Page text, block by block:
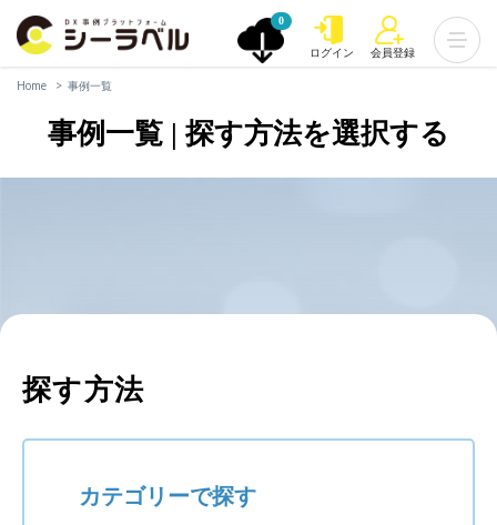
0
ログイン 会員登録
Home 事例一覧
事例一覧 | 探す方法を選択する
探す方法
カテゴリーで探す